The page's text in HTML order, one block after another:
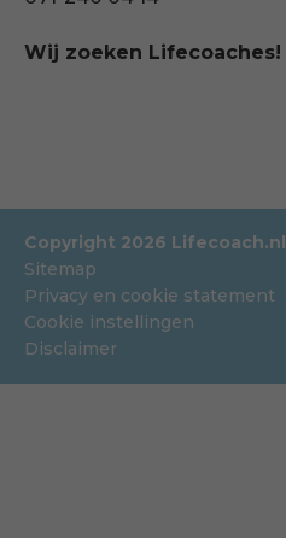
Wij zoeken Lifecoaches!
Copyright 2026 Lifecoach.nl
Sitemap
Privacy en cookie statement
Cookie instellingen
Disclaimer